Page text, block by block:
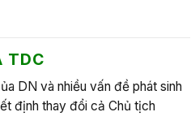
TDC
DN và nhiều vấn đề phát sinh
định thay đổi cả Chủ tịch